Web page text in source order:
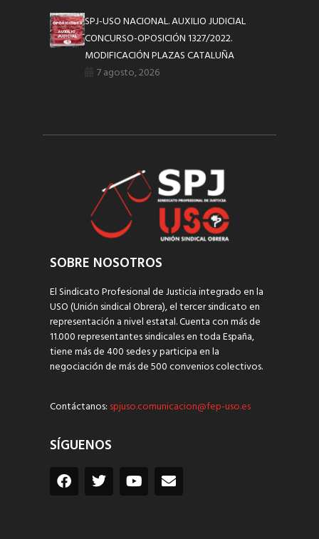
SPJ-USO NACIONAL. AUXILIO JUDICIAL
CONCURSO-OPOSICIÓN 1327/2022.
MODIFICACIÓN PLAZAS CATALUÑA
7 agosto, 2026
SOBRE NOSOTROS
El Sindicato Profesional de Justicia integrado en la
USO (Unión sindical Obrera), el tercer sindicato en
representación a nivel estatal. Cuenta con más de
11.000 representantes sindicales en toda España,
tiene más de 400 sedes y participa en la
negociación de más de 500 convenios colectivos.
Contáctanos: spjuso.comunicacion@fep-uso.es
SÍGUENOS